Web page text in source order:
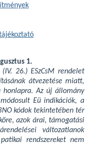
1.
26.) ESzCsM rendelet
átvezetése miatt,
honlapra. Az új állomány
Eü indikációk, a
kódok tekintetében tér
azok árai, támogatási
változatlanok
rendszereket nem